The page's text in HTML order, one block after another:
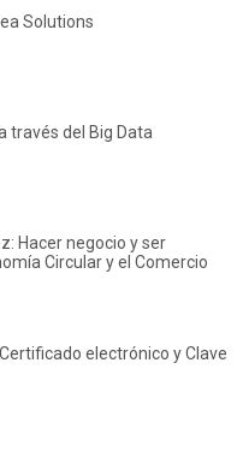
Solutions
través del Big Data
Hacer negocio y ser
Circular y el Comercio
electrónico y Clave